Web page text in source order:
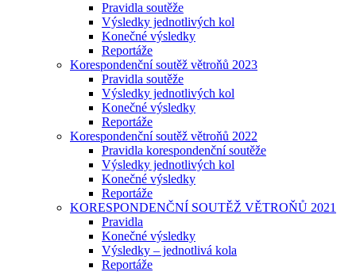
Pravidla soutěže
Výsledky jednotlivých kol
Konečné výsledky
Reportáže
Korespondenční soutěž větroňů 2023
Pravidla soutěže
Výsledky jednotlivých kol
Konečné výsledky
Reportáže
Korespondenční soutěž větroňů 2022
Pravidla korespondenční soutěže
Výsledky jednotlivých kol
Konečné výsledky
Reportáže
KORESPONDENČNÍ SOUTĚŽ VĚTROŇŮ 2021
Pravidla
Konečné výsledky
Výsledky – jednotlivá kola
Reportáže